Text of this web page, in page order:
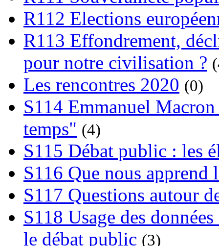
R112 Elections
R113 Effondrement,
pour notre civilisation ?
Les rencontres 2020 (0)
S114 Emmanuel
temps" (4)
S115 Débat public : les
S116 Que nous apprend
S117 Questions autour
S118 Usage des
le débat public (3)